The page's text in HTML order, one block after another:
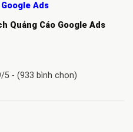
Ads
Quảng Cáo Google Ads
5 - (933 bình chọn)